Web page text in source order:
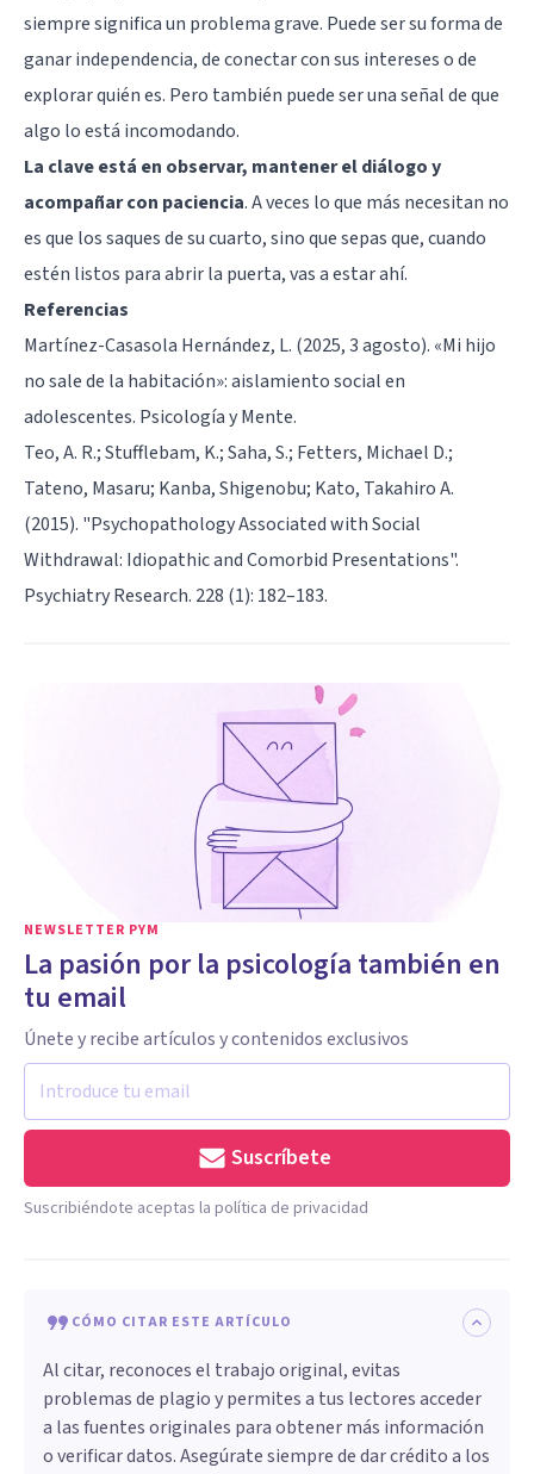
siempre significa un problema grave. Puede ser su forma de
ganar independencia, de conectar con sus intereses o de
explorar quién es. Pero también puede ser una señal de que
algo lo está incomodando.
La clave está en observar, mantener el diálogo y
acompañar con paciencia. A veces lo que más necesitan no
es que los saques de su cuarto, sino que sepas que, cuando
estén listos para abrir la puerta, vas a estar ahí.
Referencias
Martínez-Casasola Hernández, L. (2025, 3 agosto). «Mi hijo
no sale de la habitación»: aislamiento social en
adolescentes. Psicología y Mente.
Teo, A. R.; Stufflebam, K.; Saha, S.; Fetters, Michael D.;
Tateno, Masaru; Kanba, Shigenobu; Kato, Takahiro A.
(2015). "Psychopathology Associated with Social
Withdrawal: Idiopathic and Comorbid Presentations".
Psychiatry Research. 228 (1): 182–183.
NEWSLETTER PYM
La pasión por la psicología también en
tu email
Únete y recibe artículos y contenidos exclusivos
Suscríbete
Suscribiéndote aceptas la política de privacidad
CÓMO CITAR ESTE ARTÍCULO
Al citar, reconoces el trabajo original, evitas
problemas de plagio y permites a tus lectores acceder
a las fuentes originales para obtener más información
o verificar datos. Asegúrate siempre de dar crédito a los